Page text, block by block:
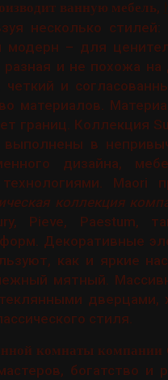
ванную мебель,
несколько
модерн – для
и не похожа
четкий и
материалов.
границ. Коллекция
в
дизайна,
Maori
коллекция
Pieve, Paestum,
Декоративные
как и яркие
мятный.
дверцами,
стиля.
комнаты компании
богатство